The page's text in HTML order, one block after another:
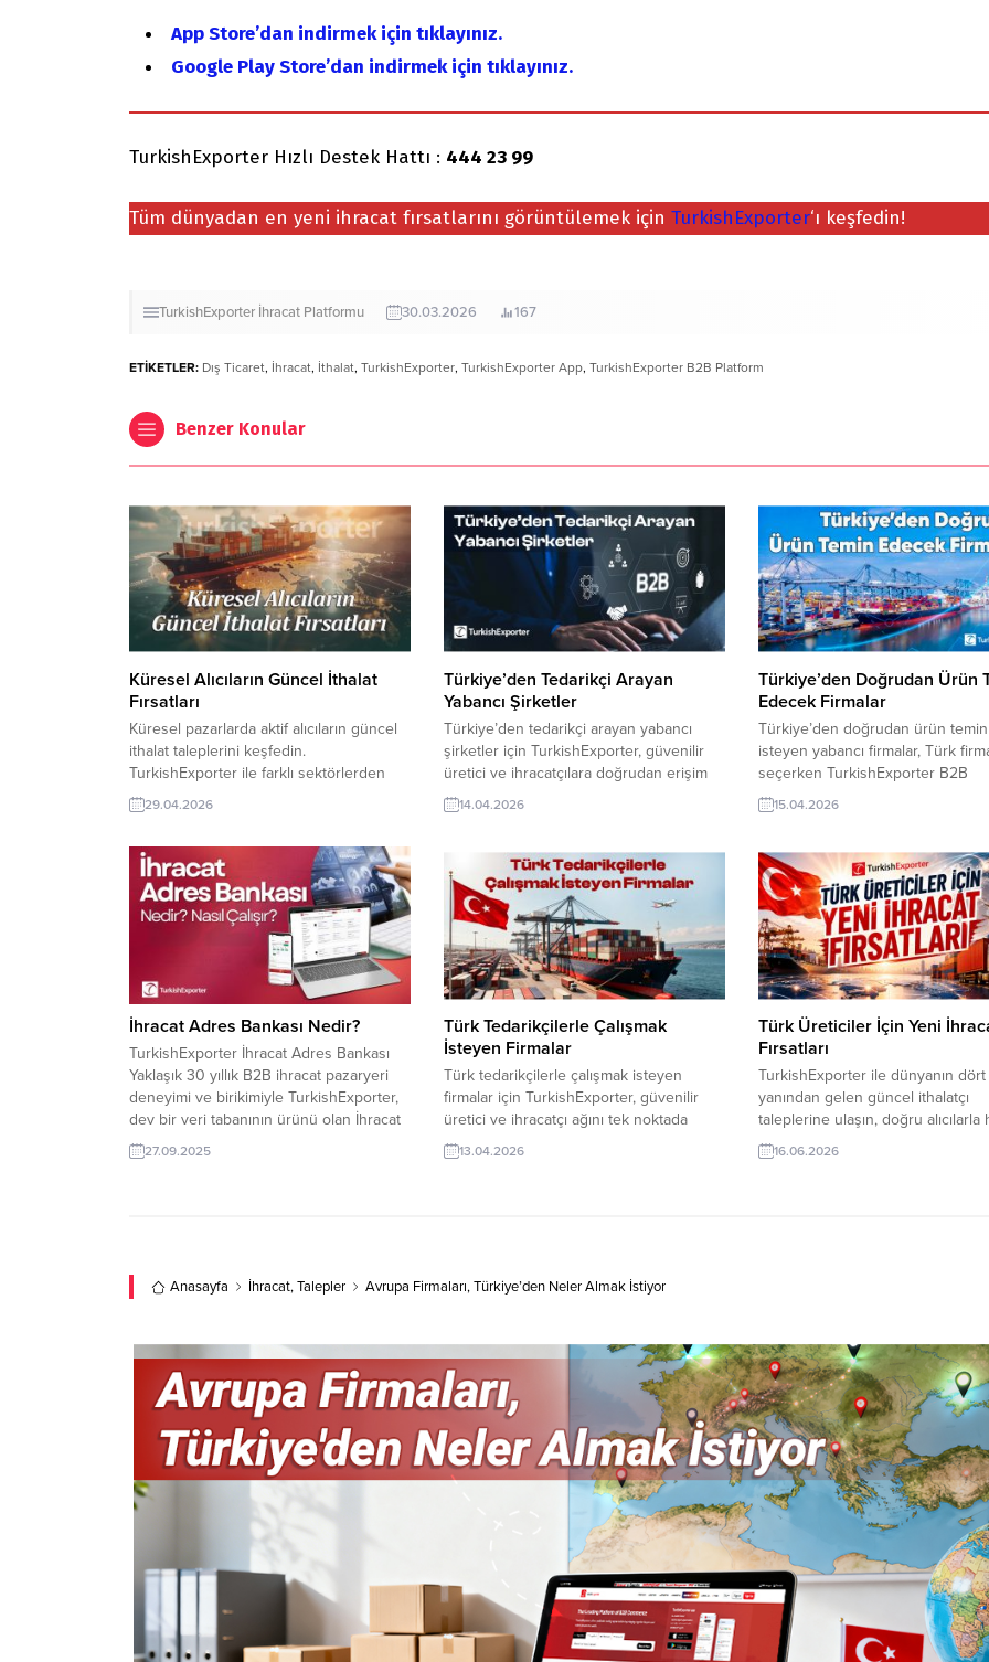
App Store’dan indirmek için tıklayınız.
Google Play Store’dan indirmek için tıklayınız.
TurkishExporter Hızlı Destek Hattı : 444 23 99
Tüm dünyadan en yeni ihracat fırsatlarını görüntülemek için TurkishExporter‘ı keşfedin!
TurkishExporter İhracat Platformu 30.03.2026 167
ETİKETLER: Dış Ticaret, İhracat, İthalat, TurkishExporter, TurkishExporter App, TurkishExporter B2B Platform
Benzer Konular
Küresel Alıcıların Güncel İthalat
Fırsatları
Küresel pazarlarda aktif alıcıların güncel
ithalat taleplerini keşfedin.
TurkishExporter ile farklı sektörlerden
doğrulanmış fırsatlara hızlıca erişin, yeni
iş bağlantıları kurun ve ihracat hacminizi
Alım Taleplerinden Bazıları: Fransa
Şirketi, Türkiye’den Ceviz Masa İthal
EdecekSuudi Arabistan Firması, Fasulye
Tipi Koltuk Almak İstiyorTunuslu Firma,
Türkiye’den Sondaj Makinesi Satın
29.04.2026
Türkiye’den Tedarikçi Arayan
Yabancı Şirketler
Türkiye’den tedarikçi arayan yabancı
şirketler için TurkishExporter, güvenilir
üretici ve ihracatçılara doğrudan erişim
sunar. Güncel alım talepleri, doğrulanmış
firma profilleri ve hızlı bağlantılarla yeni iş
Taleplerinden Seçmeler: Amerikan
Firması, Kuru Yemiş İthalatı Yapmak
İstiyorFransız Şirket, Türkiye’den
Seccade Tedarikçisi ArıyorSuudi
Arabistan, Otel Ekipmanları Almak
İstiyorŞili İthalat...
14.04.2026
Türkiye’den Doğrudan Ürün
Edecek Firmalar
Türkiye’den doğrudan ürün
isteyen yabancı firmalar, Türk
seçerken TurkishExporter B2B
platformunu tercih ediyor.
özel güncel firma profilleri,
süreçlerinizi bizimle kolaylaştırıp
büyütün. Güncel Alım
Seçmeler: Rusya Şirketi,
Ham Fındık İthal Etmek
Firması, Türk Malı Peştemal
15.04.2026
İhracat Adres Bankası Nedir?
TurkishExporter İhracat Adres Bankası
Yaklaşık 30 yıllık B2B ihracat pazaryeri
deneyimi ve birikimiyle TurkishExporter,
dev bir veri tabanının ürünü olan İhracat
Adres Bankası’nı oluşturmuştur. Yüzlerce
ülke, binlerce sektör ve yüz binlerce
27.09.2025
Türk Tedarikçilerle Çalışmak
İsteyen Firmalar
Türk tedarikçilerle çalışmak isteyen
firmalar için TurkishExporter, güvenilir
üretici ve ihracatçı ağını tek noktada
buluşturur. Sektörel filtreler, doğrulanmış
firma profilleri ve güncel taleplerle doğru
ArıyorKanadalı Firma, Türkiye’den Erkek
Giyim Tedarikçileri...
13.04.2026
Türk Üreticiler İçin Yeni
Fırsatları
TurkishExporter ile dünyanın
yanından gelen güncel ithalatçı
taleplerine ulaşın, doğru alıcılarla
bağlantı kurun ve ihracat
büyütün. Binlerce doğrulanmış
16.06.2026
Anasayfa İhracat,Talepler Avrupa Firmaları, Türkiye’den Neler Almak İstiyor